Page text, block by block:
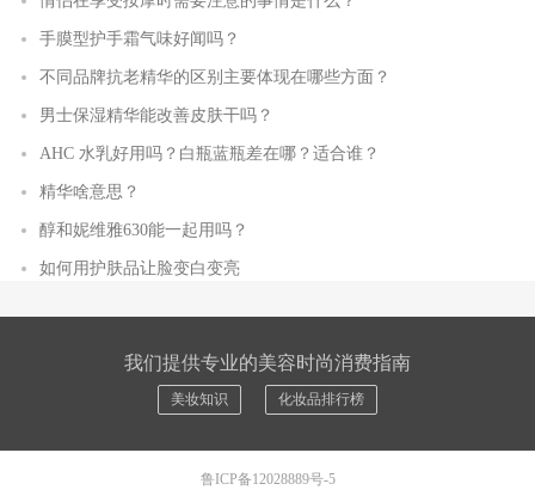
手膜型护手霜气味好闻吗？
不同品牌抗老精华的区别主要体现在哪些方面？
男士保湿精华能改善皮肤干吗？
AHC 水乳好用吗？白瓶蓝瓶差在哪？适合谁？
精华啥意思？
醇和妮维雅630能一起用吗？
如何用护肤品让脸变白变亮
我们提供专业的美容时尚消费指南
美妆知识 化妆品排行榜
鲁ICP备12028889号-5